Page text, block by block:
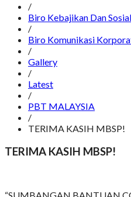
/
Biro Kebajikan Dan Sosial
/
Biro Komunikasi
/
Gallery
/
Latest
/
PBT MALAYSIA
/
TERIMA KASIH MBSP!
TERIMA KASIH MBSP!